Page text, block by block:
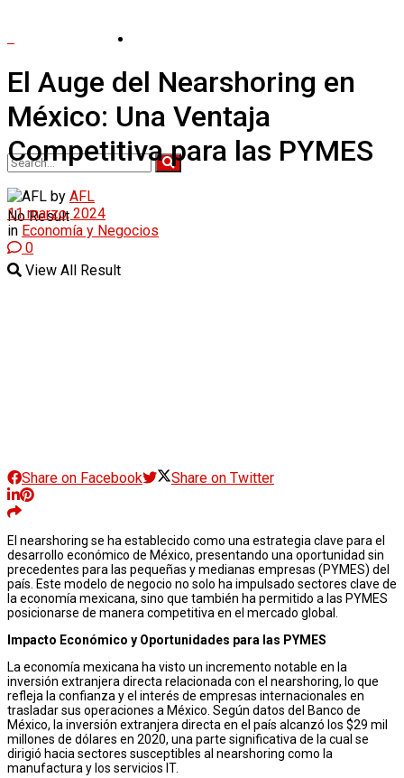
No Result
View All Result
El Auge del Nearshoring en
México: Una Ventaja
Competitiva para las PYMES
by AFL
11 marzo, 2024
in Economía y Negocios
0
Share on Facebook Share on Twitter
El nearshoring se ha establecido como una estrategia clave para el
desarrollo económico de México, presentando una oportunidad sin
precedentes para las pequeñas y medianas empresas (PYMES) del
país. Este modelo de negocio no solo ha impulsado sectores clave de
la economía mexicana, sino que también ha permitido a las PYMES
posicionarse de manera competitiva en el mercado global.
Impacto Económico y Oportunidades para las PYMES
La economía mexicana ha visto un incremento notable en la
inversión extranjera directa relacionada con el nearshoring, lo que
refleja la confianza y el interés de empresas internacionales en
trasladar sus operaciones a México. Según datos del Banco de
México, la inversión extranjera directa en el país alcanzó los $29 mil
millones de dólares en 2020, una parte significativa de la cual se
dirigió hacia sectores susceptibles al nearshoring como la
manufactura y los servicios IT.